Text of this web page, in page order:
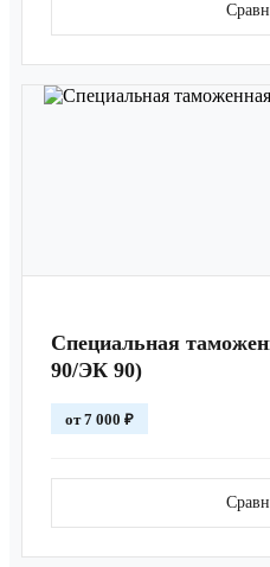
Специальная
90/ЭК 90)
от 7 000 ₽